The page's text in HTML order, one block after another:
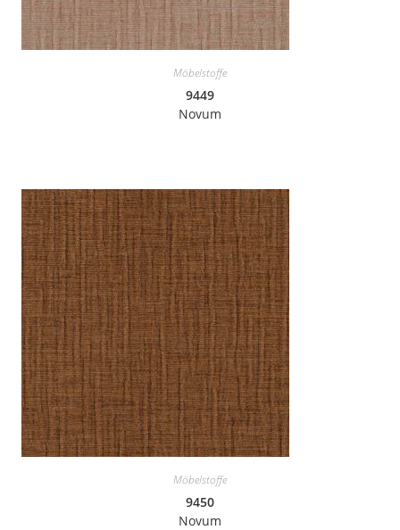
Möbelstoffe
9449
Novum
Möbelstoffe
9450
Novum